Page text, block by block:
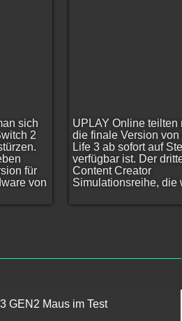
sich
2
für
von
UPLAY Online teilten
die finale Version von
Life 3 ab sofort auf
verfügbar ist. Der
Content Creator
Simulationsreihe, die
GEN2 Maus im Test